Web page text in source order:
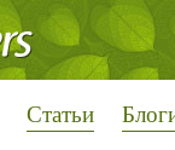
Статьи